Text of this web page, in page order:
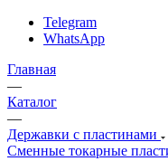
Telegram
WhatsApp
Главная
—
Каталог
—
Державки с пластинами
Сменные токарные